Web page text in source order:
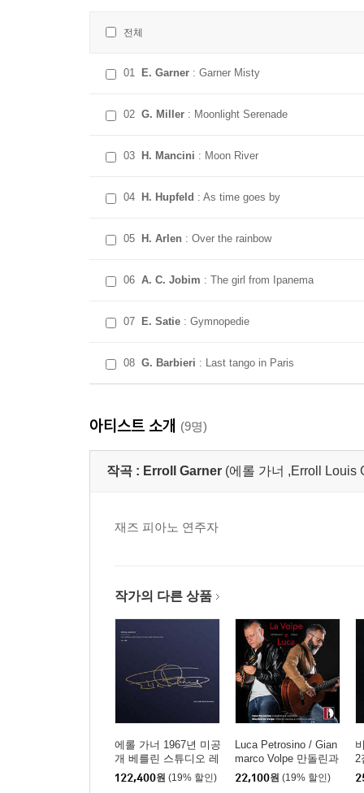
전체
01 E. Garner : Garner Misty
02 G. Miller : Moonlight Serenade
03 H. Mancini : Moon River
04 H. Hupfeld : As time goes by
05 H. Arlen : Over the rainbow
06 A. C. Jobim : The girl from Ipanema
07 E. Satie : Gymnopedie
08 G. Barbieri : Last tango in Paris
아티스트 소개 (9명)
작곡 : Erroll Garner (에롤 가너 ,Erroll Louis
재즈 피아노 연주자
작가의 다른 상품
에롤 가너 1967년 미공
개 베를린 스튜디오 레
코딩 (Erroll Garner The
Unreleased Berlin Stud
122,400원 (19% 할인)
Luca Petrosino / Gian
marco Volpe 만돌린과
기타의 이중주로 연주
하는 18세기 클래식과
22,100원 (19% 할인)
2